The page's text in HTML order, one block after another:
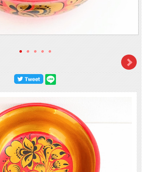
、高さ：5cm
レンジは使わないでください。
然乾燥させてください。
ている器ですが、日本の食品衛生法の関係で「装飾
す。